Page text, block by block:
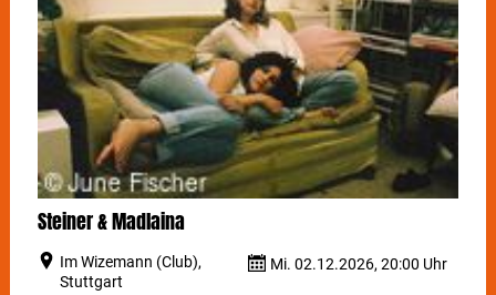
Steiner & Madlaina
Im Wizemann (Club),
Stuttgart
Mi. 02.12.2026, 20:00 Uhr